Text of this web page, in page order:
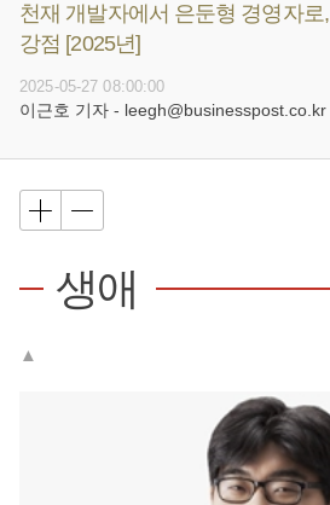
천재 개발자에서 은둔형 경영자로
강점 [2025년]
2025-05-27 08:00:00
이근호 기자 - leegh@businesspost.co.kr
생애
▲